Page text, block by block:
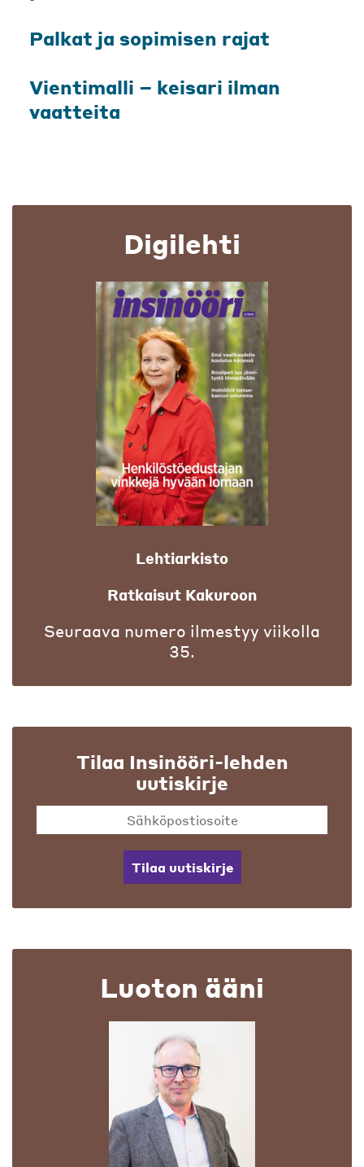
Palkat ja sopimisen rajat
Vientimalli – keisari ilman
vaatteita
Digilehti
Lehtiarkisto
Ratkaisut Kakuroon
Seuraava numero ilmestyy viikolla
35.
Tilaa Insinööri-lehden
uutiskirje
Tilaa uutiskirje
Luoton ääni